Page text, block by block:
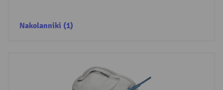
Nakolanniki (1)